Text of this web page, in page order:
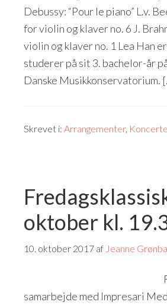
Debussy: “Pour le piano” L.v.
for violin og klaver no. 6 J.
violin og klaver no. 1 Lea Han
studerer på sit 3. bachelor-år
Danske Musikkonservatorium.
Skrevet i: Arrangementer,
oktober kl.
10. oktober 2017 af Jeanne
samarbejde med Impresari